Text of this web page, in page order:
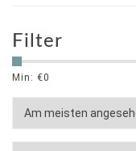
Filter
Min: €0